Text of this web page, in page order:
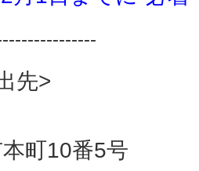
先>
町10番5号